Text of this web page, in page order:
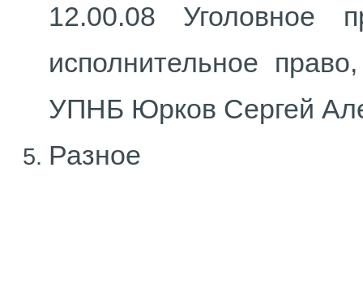
12.00.08 Уголовное
исполнительное
УПНБ Юрков Сергей
Разное